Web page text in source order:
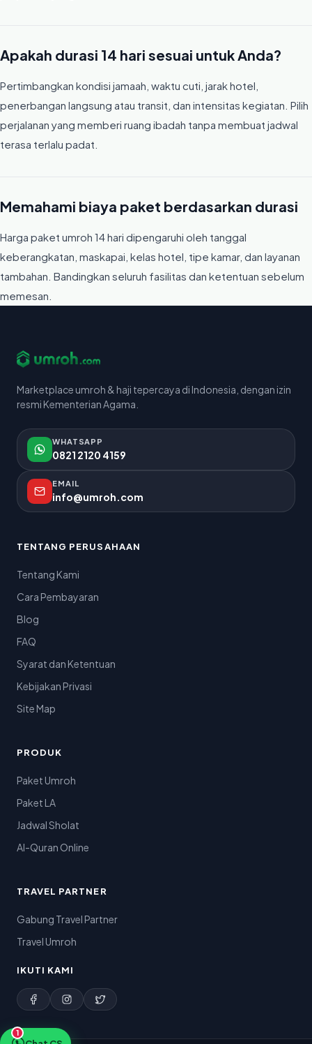
Apakah durasi 14 hari sesuai untuk Anda?
Pertimbangkan kondisi jamaah, waktu cuti, jarak hotel,
penerbangan langsung atau transit, dan intensitas kegiatan. Pilih
perjalanan yang memberi ruang ibadah tanpa membuat jadwal
terasa terlalu padat.
Memahami biaya paket berdasarkan durasi
Harga paket umroh 14 hari dipengaruhi oleh tanggal
keberangkatan, maskapai, kelas hotel, tipe kamar, dan layanan
tambahan. Bandingkan seluruh fasilitas dan ketentuan sebelum
memesan.
Marketplace umroh & haji tepercaya di Indonesia, dengan izin
resmi Kementerian Agama.
WHATSAPP
0821 2120 4159
EMAIL
info@umroh.com
TENTANG PERUSAHAAN
Tentang Kami
Cara Pembayaran
Blog
FAQ
Syarat dan Ketentuan
Kebijakan Privasi
Site Map
PRODUK
Paket Umroh
Paket LA
Jadwal Sholat
Al-Quran Online
TRAVEL PARTNER
Gabung Travel Partner
Travel Umroh
IKUTI KAMI
1